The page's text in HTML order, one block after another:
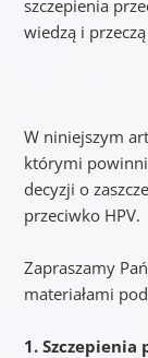
szczepienia
wiedzą i
W niniejszym
którymi
decyzji o
przeciwko HPV.
Zapraszamy
materiałami
1. Szczepienia